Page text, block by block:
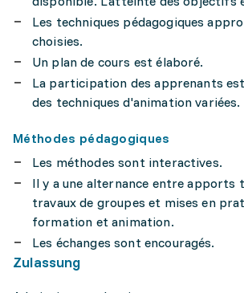
Les techniques pédagogiques
choisies.
Un plan de cours est élaboré.
La participation des apprenants
des techniques d'animation variées.
Méthodes pédagogiques
Les méthodes sont interactives.
Il y a une alternance entre apports
travaux de groupes et mises en
formation et animation.
Les échanges sont encouragés.
Zulassung